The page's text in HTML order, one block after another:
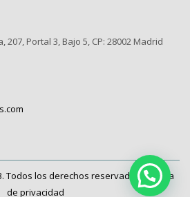
207, Portal 3, Bajo 5, CP: 28002 Madrid
Todos los derechos reservados.Política
de privacidad